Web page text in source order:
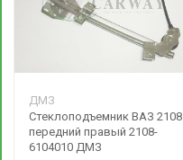
ДМЗ
Стеклоподъемник ВАЗ 2108
передний правый 2108-
6104010 ДМЗ